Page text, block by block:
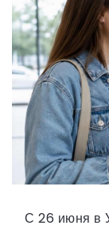
С 26 июня в